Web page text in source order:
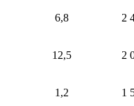
6,8 2
12,5 2
1,2 1